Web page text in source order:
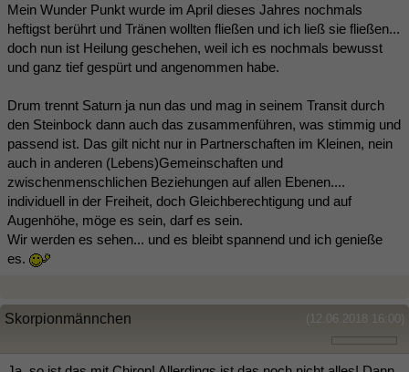
Mein Wunder Punkt wurde im April dieses Jahres nochmals
heftigst berührt und Tränen wollten fließen und ich ließ sie fließen...
doch nun ist Heilung geschehen, weil ich es nochmals bewusst
und ganz tief gespürt und angenommen habe.
Drum trennt Saturn ja nun das und mag in seinem Transit durch
den Steinbock dann auch das zusammenführen, was stimmig und
passend ist. Das gilt nicht nur in Partnerschaften im Kleinen, nein
auch in anderen (Lebens)Gemeinschaften und
zwischenmenschlichen Beziehungen auf allen Ebenen....
individuell in der Freiheit, doch Gleichberechtigung und auf
Augenhöhe, möge es sein, darf es sein.
Wir werden es sehen... und es bleibt spannend und ich genieße
es.
(12.06.2018 16:00)
Skorpionmännchen